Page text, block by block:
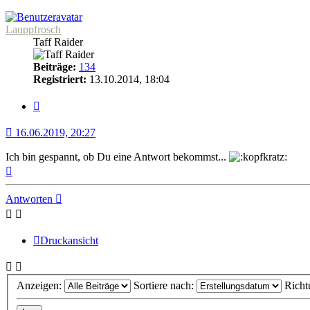
Lauppfrosch
Taff Raider
Beiträge: 134
Registriert: 13.10.2014, 18:04
16.06.2019, 20:27
Ich bin gespannt, ob Du eine Antwort bekommst...
oben
Antworten
Druckansicht
Anzeigen: Sortiere nach: